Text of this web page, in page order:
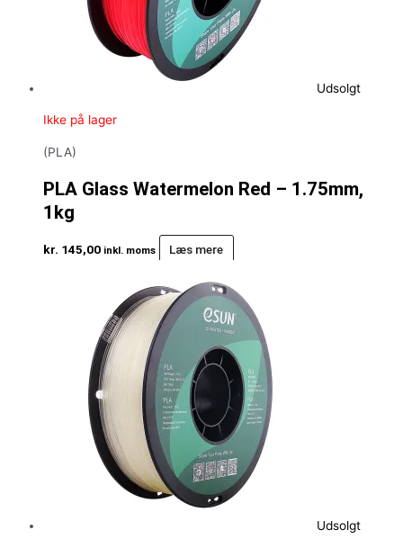
Udsolgt
Ikke på lager
(PLA)
PLA Glass Watermelon Red – 1.75mm,
1kg
kr. 145,00 inkl. moms Læs mere
Udsolgt